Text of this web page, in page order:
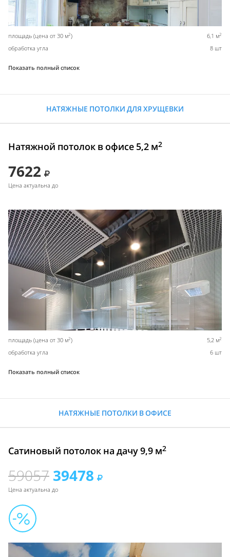
площадь (цена от 30 м2) 6,1 м2
обработка угла 8 шт
Показать полный список
НАТЯЖНЫЕ ПОТОЛКИ ДЛЯ ХРУЩЕВКИ
Натяжной потолок в офисе 5,2 м2
7622
Цена актуальна до
площадь (цена от 30 м2) 5,2 м2
обработка угла 6 шт
Показать полный список
НАТЯЖНЫЕ ПОТОЛКИ В ОФИСЕ
Сатиновый потолок на дачу 9,9 м2
59057 39478
Цена актуальна до